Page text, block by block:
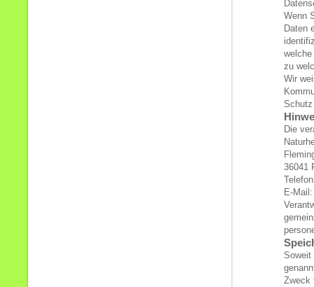
Wenn
Daten
zu
Wir
Die
36041
E-
Soweit
Zweck